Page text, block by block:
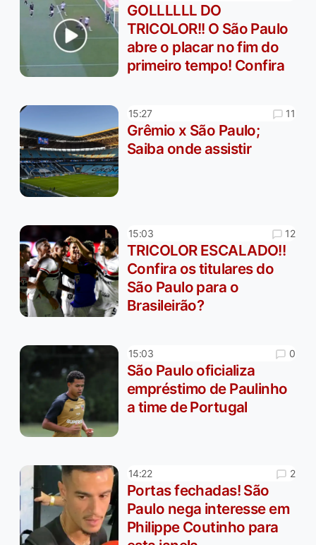
GOLLLLLL DO
TRICOLOR!! O São Paulo
abre o placar no fim do
primeiro tempo! Confira
15:27 11
Grêmio x São Paulo;
Saiba onde assistir
15:03 12
TRICOLOR ESCALADO!!
Confira os titulares do
São Paulo para o
Brasileirão?
15:03 0
São Paulo oficializa
empréstimo de Paulinho
a time de Portugal
14:22 2
Portas fechadas! São
Paulo nega interesse em
Philippe Coutinho para